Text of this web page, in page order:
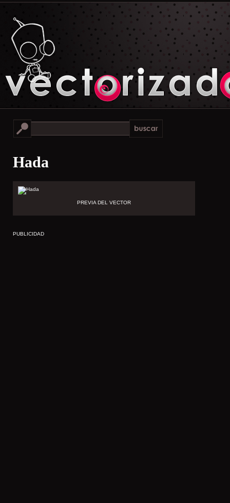
Hada
PREVIA DEL VECTOR
PUBLICIDAD